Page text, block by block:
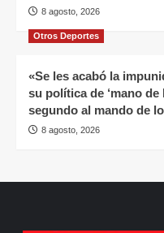
8 agosto, 2026
Otros Deportes
«Se les acabó la
su política de ‘mano de
segundo al mando de
8 agosto, 2026